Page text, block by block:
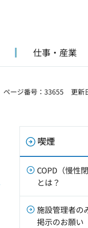
仕事・産業
ページ番号：33655
更新
喫煙
COPD（慢性
とは？
施設管理者の
掲示のお願い